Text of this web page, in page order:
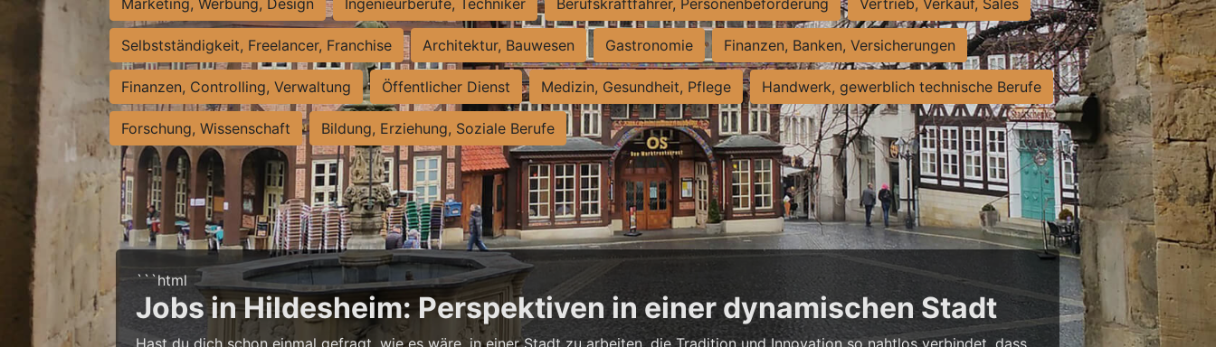
Marketing, Werbung, Design Ingenieurberufe, Techniker Berufskraftfahrer, Personenbeförderung Vertrieb, Verkauf, Sales
Selbstständigkeit, Freelancer, Franchise Architektur, Bauwesen Gastronomie Finanzen, Banken, Versicherungen
Finanzen, Controlling, Verwaltung Öffentlicher Dienst Medizin, Gesundheit, Pflege Handwerk, gewerblich technische Berufe
Forschung, Wissenschaft Bildung, Erziehung, Soziale Berufe
```html
Jobs in Hildesheim: Perspektiven in einer dynamischen Stadt